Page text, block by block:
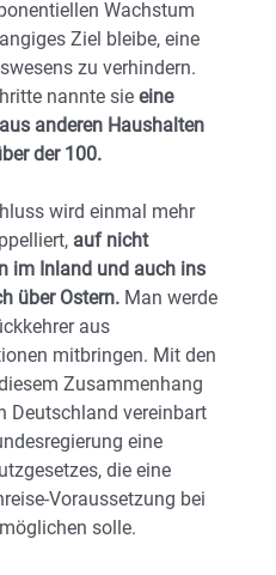
Wachstum
Ziel bleibe, eine
zu verhindern.
nannte sie eine
anderen Haushalten
der 100.
wird einmal mehr
auf nicht
im Inland und auch ins
über Ostern. Man werde
aus
mitbringen. Mit den
Zusammenhang
Deutschland vereinbart
eine
die eine
Voraussetzung bei
solle.